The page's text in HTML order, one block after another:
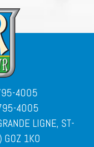
4005
4005
LIGNE, ST-
G0Z 1K0